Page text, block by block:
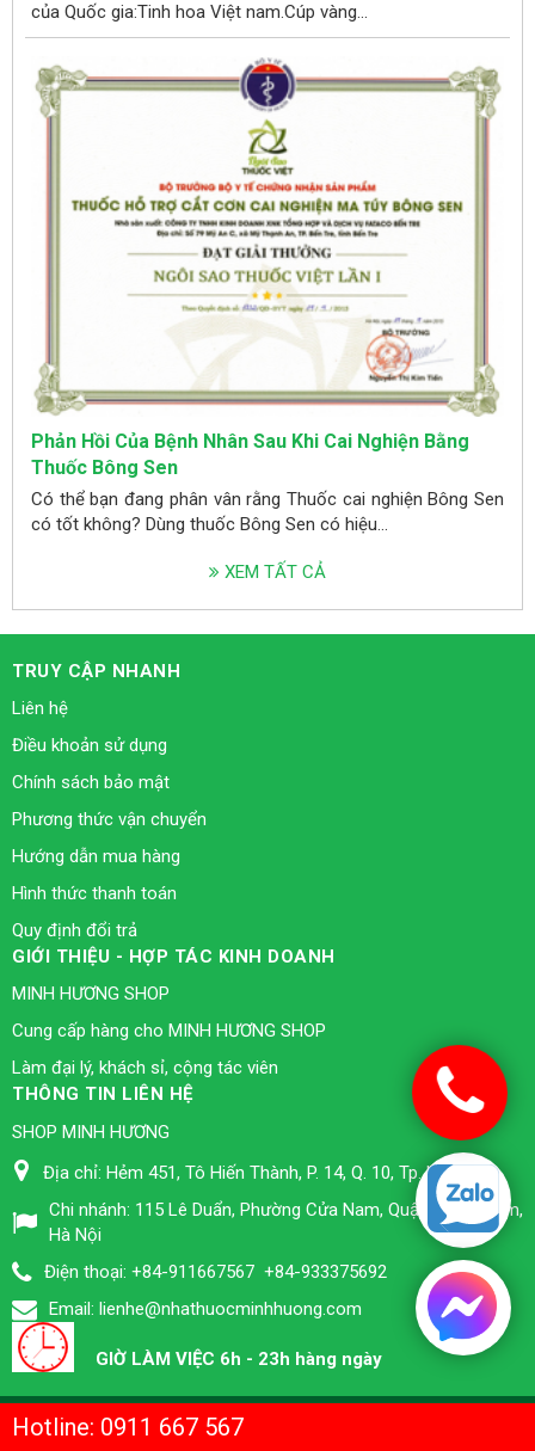
của Quốc gia:Tinh hoa Việt nam.Cúp vàng...
Phản Hồi Của Bệnh Nhân Sau Khi Cai Nghiện Bằng
Thuốc Bông Sen
Có thể bạn đang phân vân rằng Thuốc cai nghiện Bông Sen
có tốt không? Dùng thuốc Bông Sen có hiệu...
XEM TẤT CẢ
TRUY CẬP NHANH
Liên hệ
Điều khoản sử dụng
Chính sách bảo mật
Phương thức vận chuyển
Hướng dẫn mua hàng
Hình thức thanh toán
Quy định đổi trả
GIỚI THIỆU - HỢP TÁC KINH DOANH
MINH HƯƠNG SHOP
Cung cấp hàng cho MINH HƯƠNG SHOP
Làm đại lý, khách sỉ, cộng tác viên
THÔNG TIN LIÊN HỆ
SHOP MINH HƯƠNG
Địa chỉ: Hẻm 451, Tô Hiến Thành, P. 14, Q. 10, Tp. HCM
Chi nhánh: 115 Lê Duẩn, Phường Cửa Nam, Quận Hoàn Kiếm,
Hà Nội
Điện thoại: +84-911667567 +84-933375692
Email: lienhe@nhathuocminhhuong.com
GIỜ LÀM VIỆC 6h - 23h hàng ngày
Hotline: 0911 667 567
© BẢN QUYỀN THUỘC VỀNHÀ THUỐC MINH HƯƠNG TPHCM